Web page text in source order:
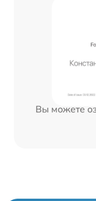
Вы можете